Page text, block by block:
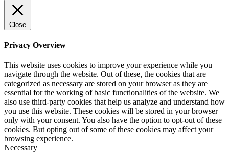
Close
Privacy Overview
This website uses cookies to improve your experience while you
navigate through the website. Out of these, the cookies that are
categorized as necessary are stored on your browser as they are
essential for the working of basic functionalities of the website. We
also use third-party cookies that help us analyze and understand how
you use this website. These cookies will be stored in your browser
only with your consent. You also have the option to opt-out of these
cookies. But opting out of some of these cookies may affect your
browsing experience.
Necessary